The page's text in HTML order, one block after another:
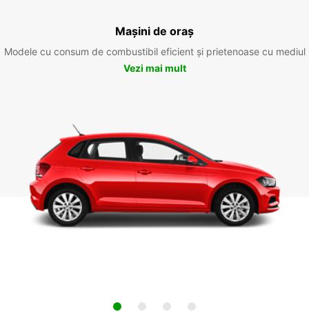
Mașini de oraș
Modele cu consum de combustibil eficient și prietenoase cu mediul
Vezi mai mult